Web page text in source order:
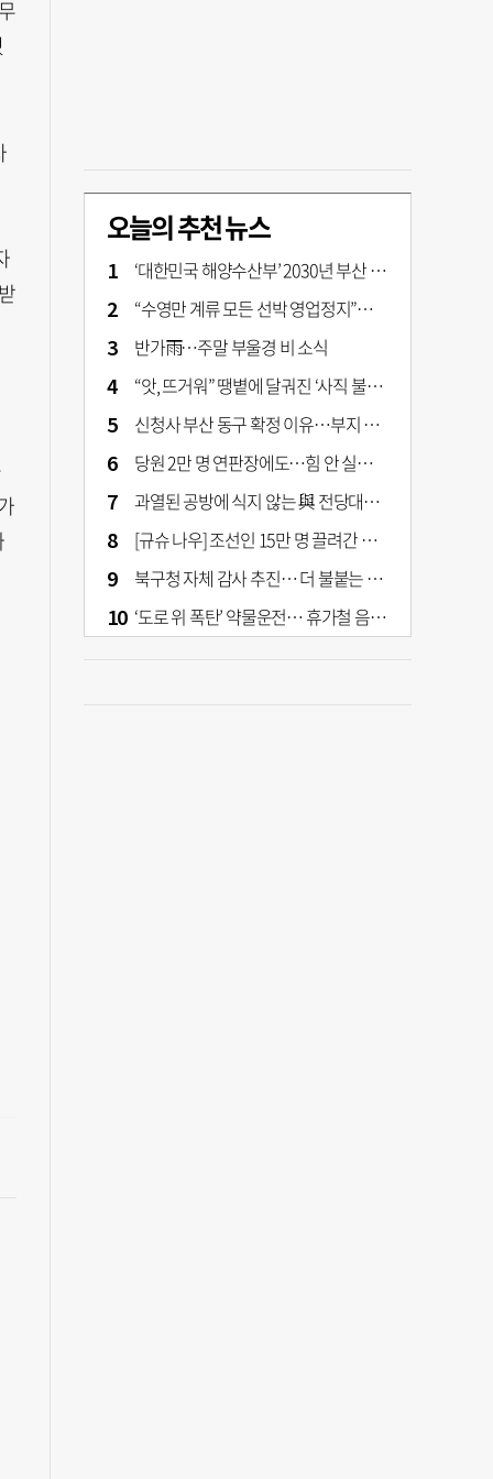
오늘의 추천 뉴스
‘대한민국 해양수산부’ 2030년 부산 북항시대 연다
“수영만 계류 모든 선박 영업정지”… 재개발 속도전
반가雨…주말 부울경 비 소식
“앗, 뜨거워” 땡볕에 달궈진 ‘사직 불가마’ 관중석 무려 70도
신청사 부산 동구 확정 이유…부지 용이성·접근성·집적 가능성이 운명 갈랐다 [해수부 북항 시대]
당원 2만 명 연판장에도…힘 안 실리는 ‘장동혁 사퇴’ 공세
과열된 공방에 식지 않는 與 전당대회… 호남·수도권 집중하는 후보들
[규슈 나우] 조선인 15만 명 끌려간 치쿠호 탄광… 대를 이은 진실 캐기
북구청 자체 감사 추진… 더 불붙는 북구 신청사 갈등
‘도로 위 폭탄’ 약물운전… 휴가철 음주와 병행 단속 [교통안전, 시민이 만든다]